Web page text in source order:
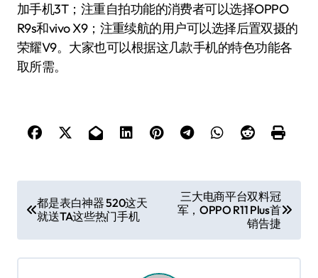
加手机3T；注重自拍功能的消费者可以选择OPPO
R9s和vivo X9；注重续航的用户可以选择后置双摄的
荣耀V9。大家也可以根据这几款手机的特色功能各
取所需。
章
导
航
都是表白神器 520这天
就送TA这些热门手机
三大电商平台双料冠
军，OPPO R11 Plus首
销告捷